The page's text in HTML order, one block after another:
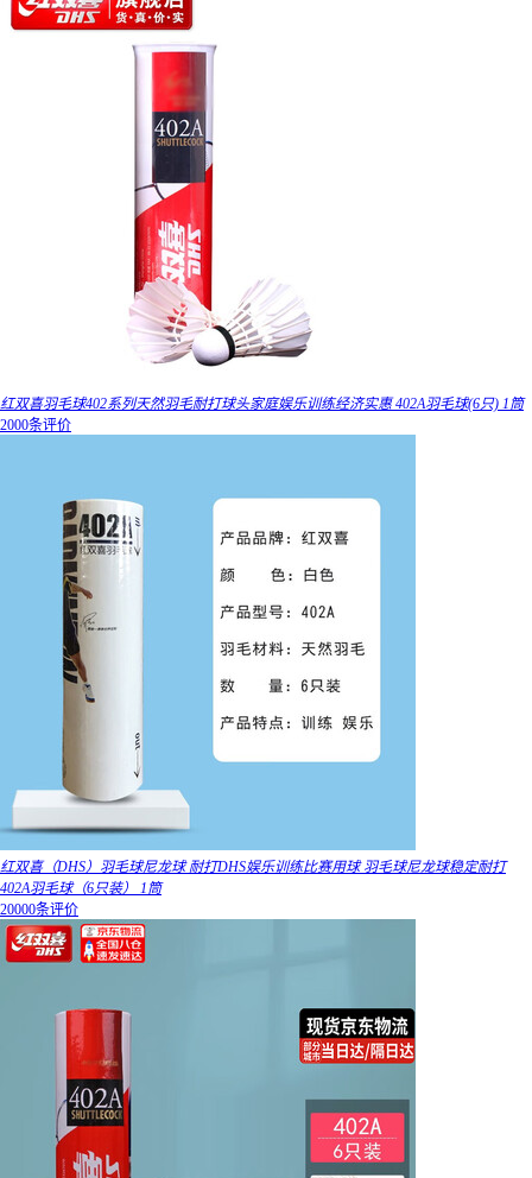
红双喜羽毛球402系列天然羽毛耐打球头家庭娱乐训练经济实惠 402A羽毛球(6只) 1筒
2000条评价
红双喜（DHS）羽毛球尼龙球 耐打DHS娱乐训练比赛用球 羽毛球尼龙球稳定耐打
402A羽毛球（6只装） 1筒
20000条评价